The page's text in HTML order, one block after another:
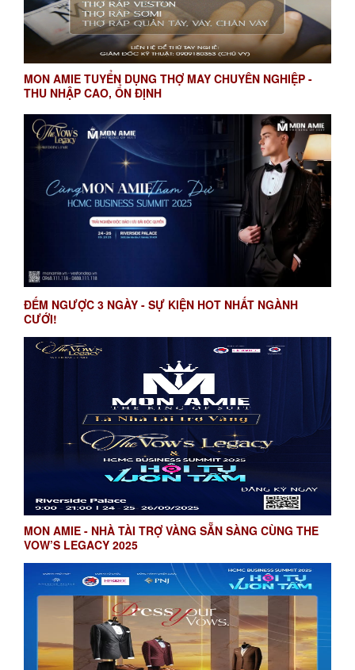
MON AMIE TUYỂN DỤNG THỢ MAY CHUYÊN NGHIỆP -
THU NHẬP CAO, ỔN ĐỊNH
ĐẾM NGƯỢC 3 NGÀY - SỰ KIỆN HOT NHẤT NGÀNH
CƯỚI!
MON AMIE - NHÀ TÀI TRỢ VÀNG SẴN SÀNG CÙNG THE
VOW’S LEGACY 2025